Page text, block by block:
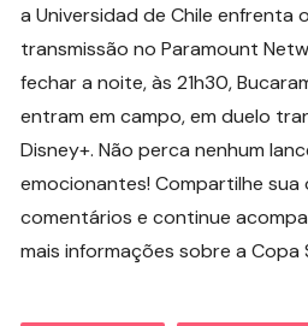
a Universidad de Chile enfrenta
transmissão no Paramount
fechar a noite, às 21h30,
entram em campo, em duelo
Disney+. Não perca nenhum
emocionantes! Compartilhe sua
comentários e continue
mais informações sobre a Copa